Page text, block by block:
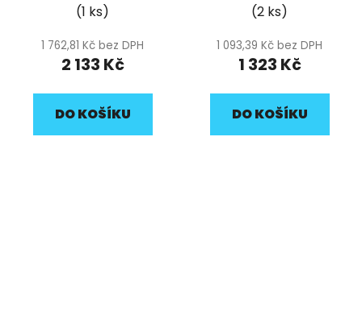
(1 ks)
1 762,81 Kč bez DPH
2 133 Kč
DO KOŠÍKU
(2 ks)
1 093,39 Kč bez DPH
1 323 Kč
DO KOŠÍKU